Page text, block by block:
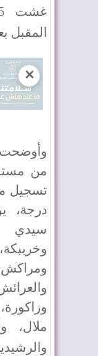
المقبل
✕
وأوضحت
من
درجة،
سيدي
ملال،